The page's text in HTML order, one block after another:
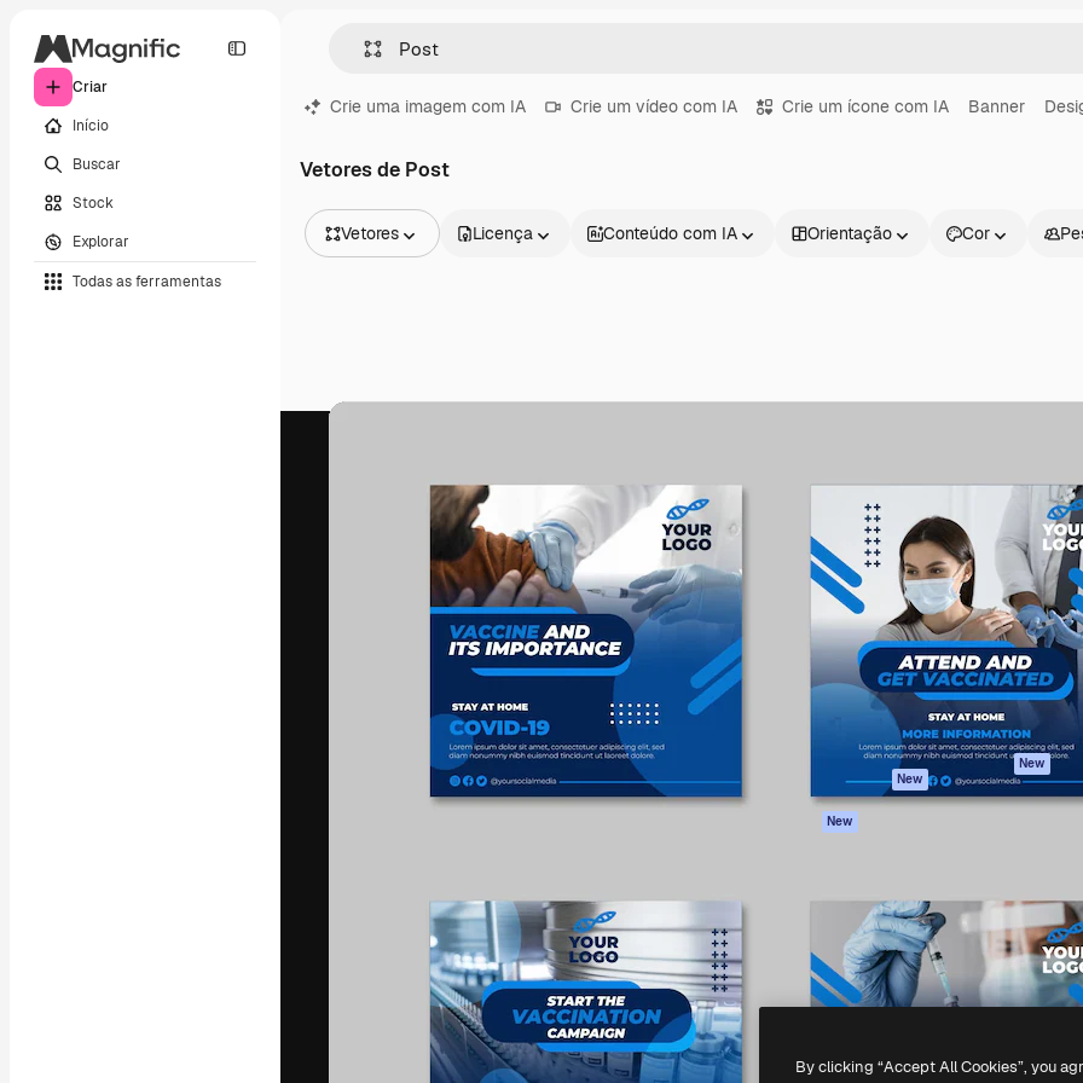
Criar
Início
Buscar
Stock
Explorar
Todas as ferramentas
Crie uma imagem com IA Crie um vídeo com IA Crie um ícone com IA Banner
Vetores de Post
Vetores
Vídeos
Licença Conteúdo com IA Orientação Cor
A plataforma criativa para você direcionar
seu melhor trabalho. Mais de 1 milhão de
assinantes entre criativos, empresas,
agências e estúdios.
Português
Spaces
Assistente de IA
Gerador de
imagens
Gerador de vídeos
Texto para voz
Conteúdo de stock
Claude/ChatGPT
New
New
ferramentas
Começar
Academy
Documentação
Atendimento
Termos e
condições
Política de
privacidade
Originais New
Política de
Empresas
Copyright © 2010-2026Freepik Company S.L.U. Todos os direitos reservados.
By clicking “Accept All Cookies”, you